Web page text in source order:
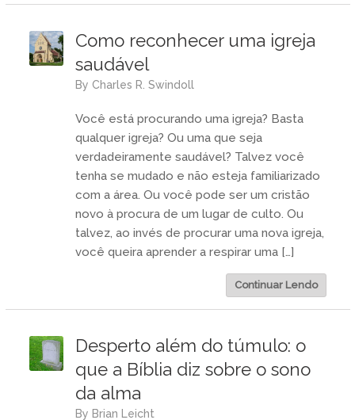
Como reconhecer uma igreja
saudável
by Charles R. Swindoll
Você está procurando uma igreja? Basta
qualquer igreja? Ou uma que seja
verdadeiramente saudável? Talvez você
tenha se mudado e não esteja familiarizado
com a área. Ou você pode ser um cristão
novo à procura de um lugar de culto. Ou
talvez, ao invés de procurar uma nova igreja,
você queira aprender a respirar uma […]
Continuar Lendo
Desperto além do túmulo: o
que a Bíblia diz sobre o sono
da alma
by Brian Leicht